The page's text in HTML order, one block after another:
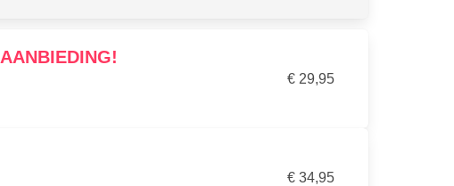
AANBIEDING!
€ 29,95
€ 34,95